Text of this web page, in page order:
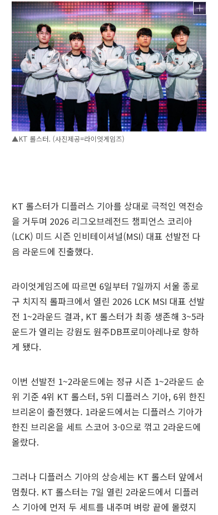
▲KT 롤스터. (사진제공=라이엇게임즈)
KT 롤스터가 디플러스 기아를 상대로 극적인 역전승
을 거두며 2026 리그오브레전드 챔피언스 코리아
(LCK) 미드 시즌 인비테이셔널(MSI) 대표 선발전 다
음 라운드에 진출했다.
라이엇게임즈에 따르면 6일부터 7일까지 서울 종로
구 치지직 롤파크에서 열린 2026 LCK MSI 대표 선발
전 1~2라운드 결과, KT 롤스터가 최종 생존해 3~5라
운드가 열리는 강원도 원주DB프로미아레나로 향하
게 됐다.
이번 선발전 1~2라운드에는 정규 시즌 1~2라운드 순
위 기준 4위 KT 롤스터, 5위 디플러스 기아, 6위 한진
브리온이 출전했다. 1라운드에서는 디플러스 기아가
한진 브리온을 세트 스코어 3-0으로 꺾고 2라운드에
올랐다.
그러나 디플러스 기아의 상승세는 KT 롤스터 앞에서
멈췄다. KT 롤스터는 7일 열린 2라운드에서 디플러
스 기아에 먼저 두 세트를 내주며 벼랑 끝에 몰렸지